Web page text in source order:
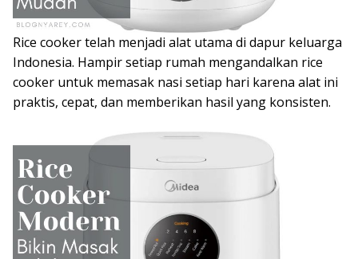
Rice cooker telah menjadi alat utama di dapur keluarga
Indonesia. Hampir setiap rumah mengandalkan rice
cooker untuk memasak nasi setiap hari karena alat ini
praktis, cepat, dan memberikan hasil yang konsisten.